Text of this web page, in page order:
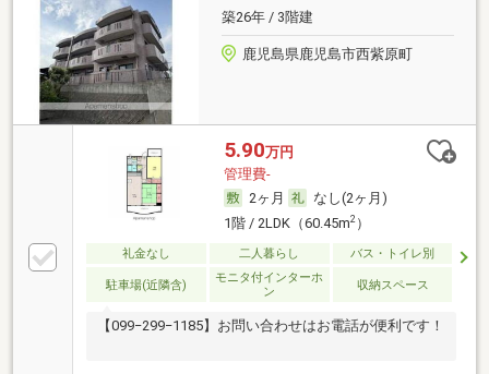
築26年 / 3階建
鹿児島県鹿児島市西紫原町
5.90万円
管理費-
2ヶ月
なし(2ヶ月)
1階 / 2LDK（60.45m2）
礼金なし 二人暮らし バス・トイレ別
駐車場(近隣含)
モニタ付インターホ
ン
収納スペース
【099−299−1185】お問い合わせはお電話が便利です！